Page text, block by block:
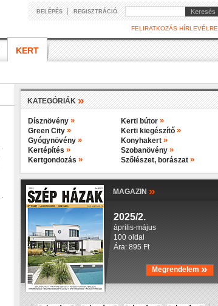
BELÉPÉS| REGISZTRÁCIÓ Keresés
FELIRATKOZÁS HÍRLEVÉLRE
KERT
KATEGÓRIÁK»
Dísznövény »
Green City »
Gyógynövény »
Kertépítés »
Kertgondozás »
Kerti bútor »
Kerti kiegészítő »
Konyhakert »
Szobanövény »
Szőlészet, borászat »
MAGAZIN »
2025/2.
április-május
100 oldal
Ára: 895 Ft
Megrendelem »